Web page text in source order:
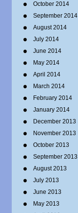
October 2014
September 2014
August 2014
July 2014
June 2014
May 2014
April 2014
March 2014
February 2014
January 2014
December 2013
November 2013
October 2013
September 2013
August 2013
July 2013
June 2013
May 2013